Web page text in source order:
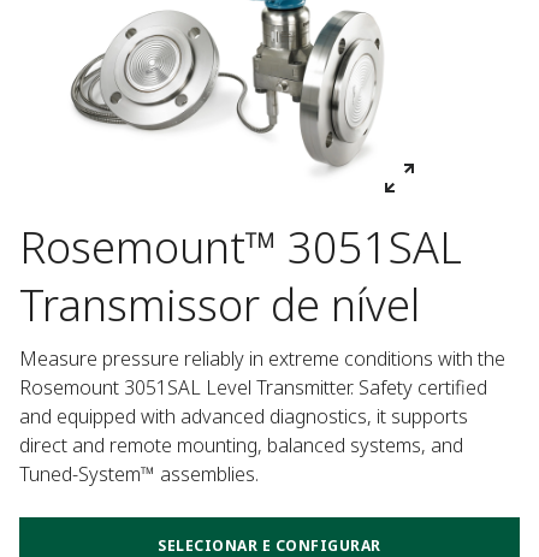
Rosemount™ 3051SAL
Transmissor de nível
Measure pressure reliably in extreme conditions with the
Rosemount 3051SAL Level Transmitter. Safety certified
and equipped with advanced diagnostics, it supports
direct and remote mounting, balanced systems, and
Tuned-System™ assemblies.
SELECIONAR E CONFIGURAR